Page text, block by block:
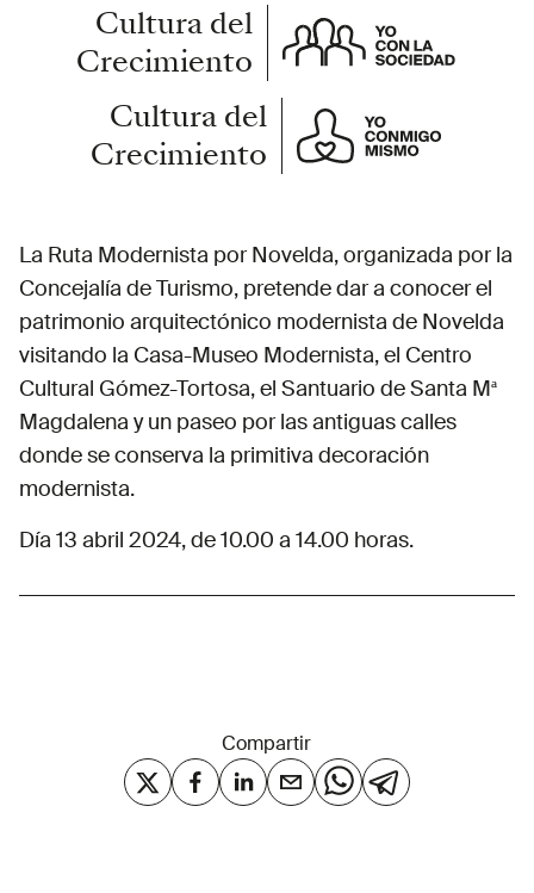
Cultura del
Crecimiento
Cultura del
Crecimiento
La Ruta Modernista por Novelda, organizada por la
Concejalía de Turismo, pretende dar a conocer el
patrimonio arquitectónico modernista de Novelda
visitando la Casa-Museo Modernista, el Centro
Cultural Gómez-Tortosa, el Santuario de Santa Mª
Magdalena y un paseo por las antiguas calles
donde se conserva la primitiva decoración
modernista.
Día 13 abril 2024, de 10.00 a 14.00 horas.
Compartir